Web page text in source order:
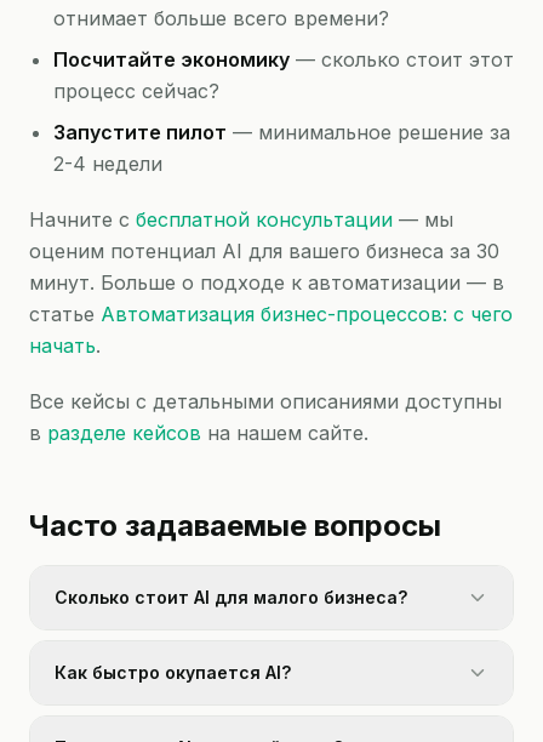
отнимает больше всего времени?
Посчитайте экономику — сколько стоит этот
процесс сейчас?
Запустите пилот — минимальное решение за
2-4 недели
Начните с бесплатной консультации — мы
оценим потенциал AI для вашего бизнеса за 30
минут. Больше о подходе к автоматизации — в
статье Автоматизация бизнес-процессов: с чего
начать.
Все кейсы с детальными описаниями доступны
в разделе кейсов на нашем сайте.
Часто задаваемые вопросы
Сколько стоит AI для малого бизнеса?
Как быстро окупается AI?